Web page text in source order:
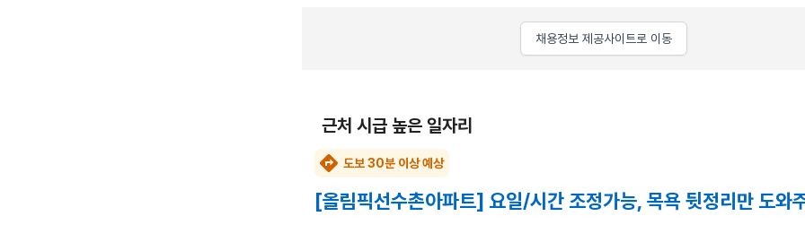
채용정보 제공사이트로 이동
근처 시급 높은 일자리
도보 30분 이상 예상
[올림픽선수촌아파트] 요일/시간 조정가능, 목욕 뒷정리만 도와